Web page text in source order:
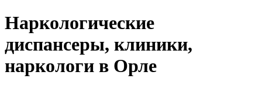
Наркологические
диспансеры, клиники,
наркологи в Орле